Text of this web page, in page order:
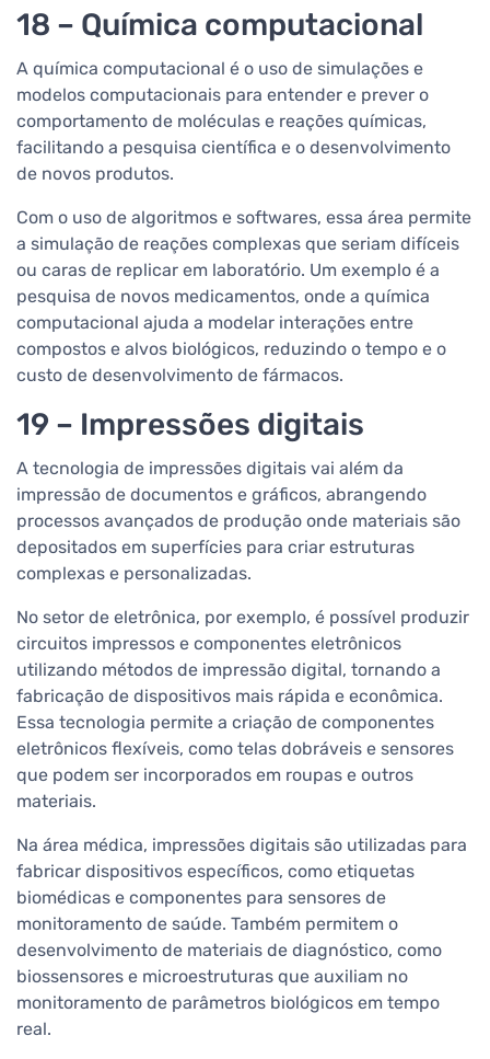
18 – Química computacional
A química computacional é o uso de simulações e
modelos computacionais para entender e prever o
comportamento de moléculas e reações químicas,
facilitando a pesquisa científica e o desenvolvimento
de novos produtos.
Com o uso de algoritmos e softwares, essa área permite
a simulação de reações complexas que seriam difíceis
ou caras de replicar em laboratório. Um exemplo é a
pesquisa de novos medicamentos, onde a química
computacional ajuda a modelar interações entre
compostos e alvos biológicos, reduzindo o tempo e o
custo de desenvolvimento de fármacos.
19 – Impressões digitais
A tecnologia de impressões digitais vai além da
impressão de documentos e gráficos, abrangendo
processos avançados de produção onde materiais são
depositados em superfícies para criar estruturas
complexas e personalizadas.
No setor de eletrônica, por exemplo, é possível produzir
circuitos impressos e componentes eletrônicos
utilizando métodos de impressão digital, tornando a
fabricação de dispositivos mais rápida e econômica.
Essa tecnologia permite a criação de componentes
eletrônicos flexíveis, como telas dobráveis e sensores
que podem ser incorporados em roupas e outros
materiais.
Na área médica, impressões digitais são utilizadas para
fabricar dispositivos específicos, como etiquetas
biomédicas e componentes para sensores de
monitoramento de saúde. Também permitem o
desenvolvimento de materiais de diagnóstico, como
biossensores e microestruturas que auxiliam no
monitoramento de parâmetros biológicos em tempo
real.